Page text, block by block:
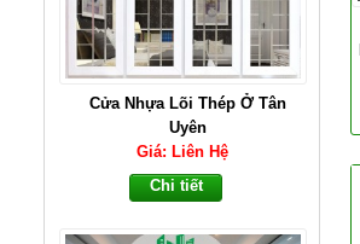
Cửa Nhựa Lõi Thép Ở Tân
Uyên
Giá: Liên Hệ
Chi tiết